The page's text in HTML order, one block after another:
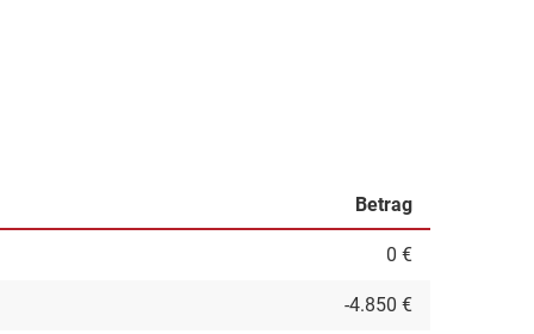
Betrag
0 €
-4.850 €